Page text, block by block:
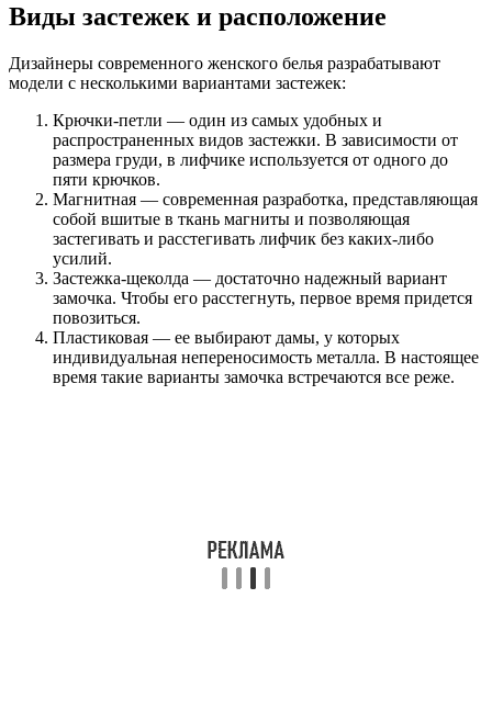
Виды застежек и расположение
Дизайнеры современного женского белья разрабатывают
модели с несколькими вариантами застежек:
Крючки-петли — один из самых удобных и
распространенных видов застежки. В зависимости от
размера груди, в лифчике используется от одного до
пяти крючков.
Магнитная — современная разработка, представляющая
собой вшитые в ткань магниты и позволяющая
застегивать и расстегивать лифчик без каких-либо
усилий.
Застежка-щеколда — достаточно надежный вариант
замочка. Чтобы его расстегнуть, первое время придется
повозиться.
Пластиковая — ее выбирают дамы, у которых
индивидуальная непереносимость металла. В настоящее
время такие варианты замочка встречаются все реже.